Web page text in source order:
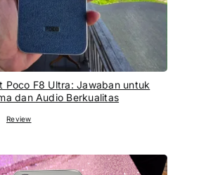
Poco F8 Ultra: Jawaban untuk
dan Audio Berkualitas
Review